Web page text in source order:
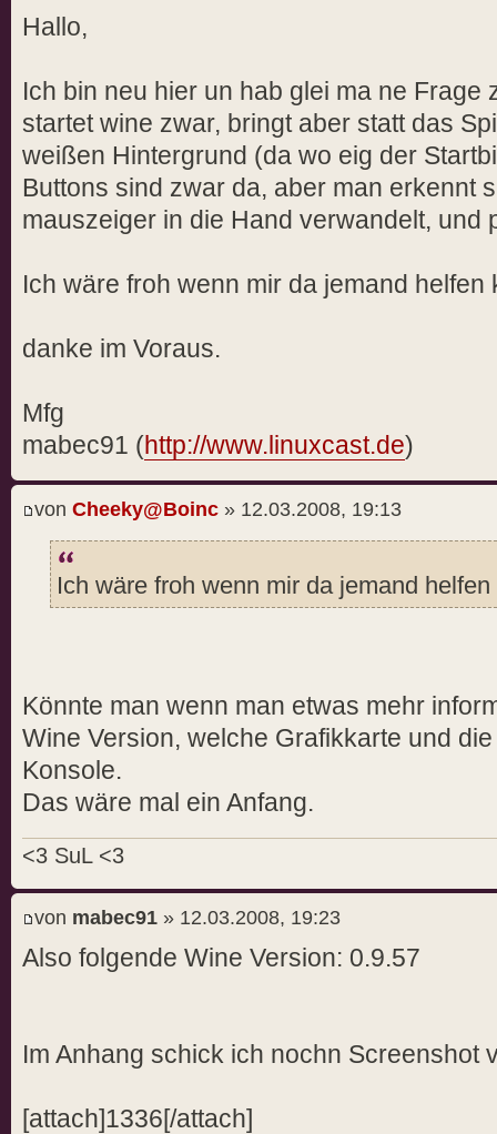
Hallo,
Ich bin neu hier un hab glei ma ne Frage
startet wine zwar, bringt aber statt das
weißen Hintergrund (da wo eig der
Buttons sind zwar da, aber man erkennt
mauszeiger in die Hand verwandelt, und
Ich wäre froh wenn mir da jemand helfen
danke im Voraus.
Mfg
mabec91 (http://www.linuxcast.de)
von Cheeky@Boinc » 12.03.2008, 19:13
Ich wäre froh wenn mir da jemand
Könnte man wenn man etwas mehr
Wine Version, welche Grafikkarte und
Konsole.
Das wäre mal ein Anfang.
<3 SuL <3
von mabec91 » 12.03.2008, 19:23
Also folgende Wine Version: 0.9.57
Im Anhang schick ich nochn Screenshot
[attach]1336[/attach]